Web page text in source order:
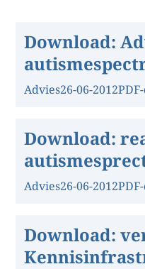
Download:
Advies26-06-2012
Download:
Advies26-06-2012
Download: